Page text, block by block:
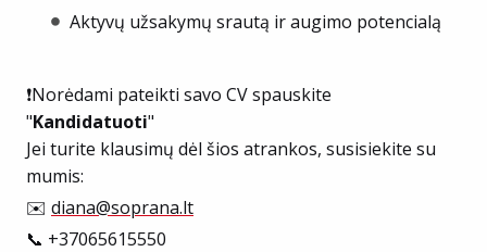
Aktyvų užsakymų srautą ir augimo potencialą
❗️Norėdami pateikti savo CV spauskite
"Kandidatuoti"
Jei turite klausimų dėl šios atrankos, susisiekite su
mumis:
✉️ diana@soprana.lt
📞 +37065615550